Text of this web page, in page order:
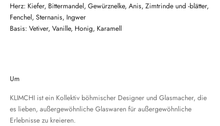
Herz: Kiefer, Bittermandel, Gewürznelke, Anis, Zimtrinde und -blätter,
Fenchel, Sternanis, Ingwer
Basis: Vetiver, Vanille, Honig, Karamell
Um
KLIMCHI ist ein Kollektiv böhmischer Designer und Glasmacher, die
es lieben, außergewöhnliche Glaswaren für außergewöhnliche
Erlebnisse zu kreieren.